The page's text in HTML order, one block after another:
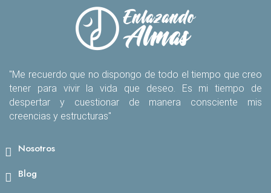
"Me recuerdo que no dispongo de todo el tiempo que creo
tener para vivir la vida que deseo. Es mi tiempo de
despertar y cuestionar de manera consciente mis
creencias y estructuras"
Nosotros
Blog